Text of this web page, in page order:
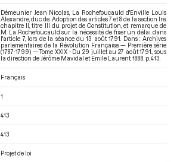
Démeunier Jean Nicolas, La Rochefoucauld d'Enville Louis
Alexandre, duc de. Adoption des articles 7 et 8 de la section Ire,
chapitre II, titre III du projet de Constitution, et remarque de
M. La Rochefoucauld sur la nécessité de fixer un délai dans
l'article 7, lors de la séance du 13 août 1791. Dans : Archives
parlementaires de la Révolution Française — Première série
(1787-1799) — Tome XXIX - Du 29 juillet au 27 août 1791.
, sous
la direction de Jérôme Mavidal et Emile Laurent. 1888. p. 413.
Français
1
413
413
Projet de loi